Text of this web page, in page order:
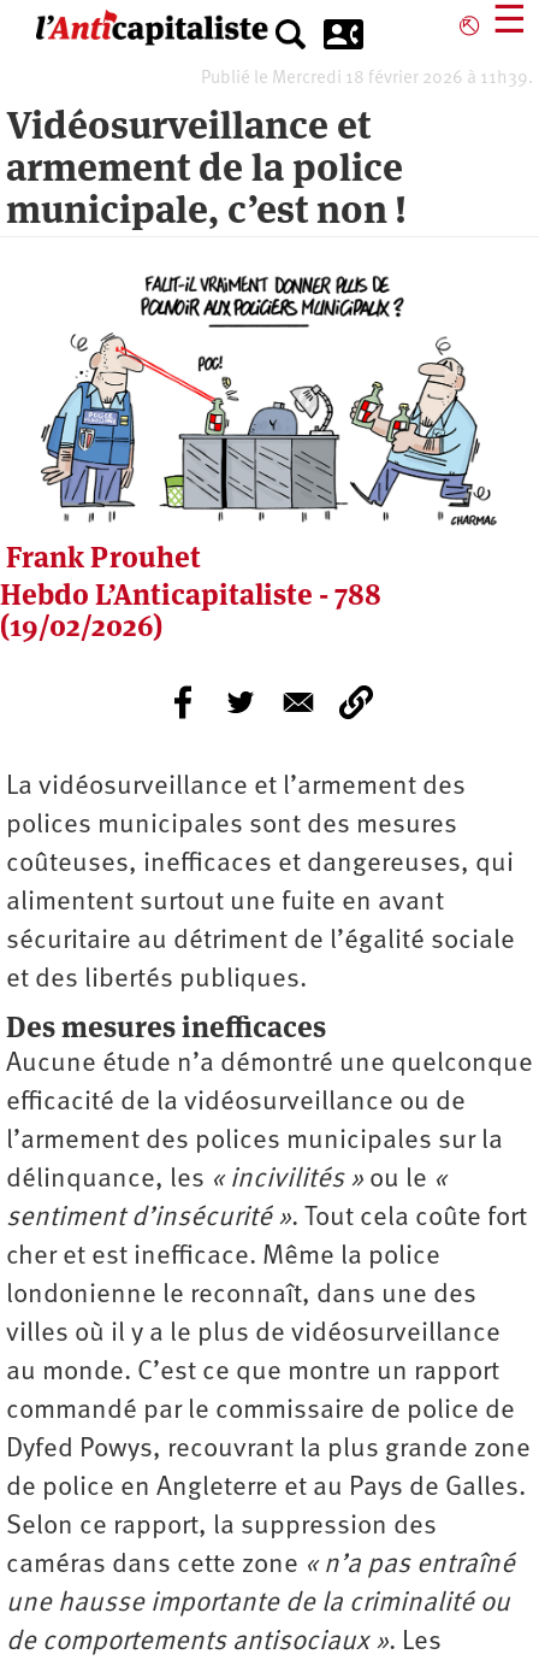
⎋ ☰
Publié le Mercredi 18 février 2026 à 11h39.
Vidéosurveillance et
armement de la police
municipale, c’est non !
Frank Prouhet
Hebdo L’Anticapitaliste - 788
(19/02/2026)
La vidéosurveillance et l’armement des
polices municipales sont des mesures
coûteuses, inefficaces et dangereuses, qui
alimentent surtout une fuite en avant
sécuritaire au détriment de l’égalité sociale
et des libertés publiques.
Des mesures inefficaces
Aucune étude n’a démontré une quelconque
efficacité de la vidéosurveillance ou de
l’armement des polices municipales sur la
délinquance, les « incivilités » ou le «
sentiment d’insécurité ». Tout cela coûte fort
cher et est inefficace. Même la police
londonienne le reconnaît, dans une des
villes où il y a le plus de vidéosurveillance
au monde. C’est ce que montre un rapport
commandé par le commissaire de police de
Dyfed Powys, recouvrant la plus grande zone
de police en Angleterre et au Pays de Galles.
Selon ce rapport, la suppression des
caméras dans cette zone « n’a pas entraîné
une hausse importante de la criminalité ou
de comportements antisociaux ». Les